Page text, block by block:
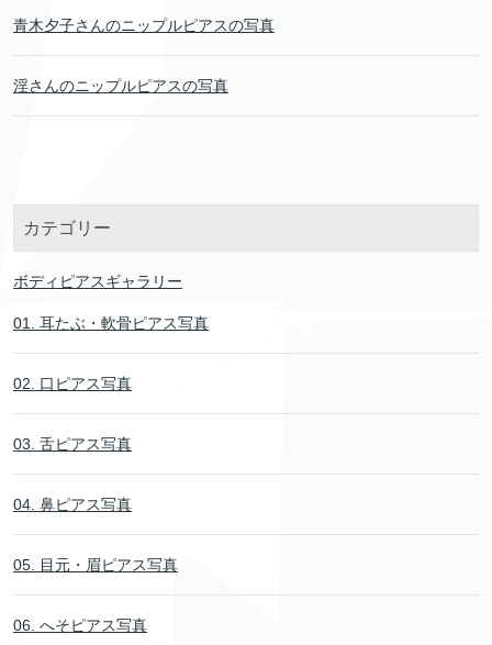
青木夕子さんのニップルピアスの写真
淫さんのニップルピアスの写真
カテゴリー
ボディピアスギャラリー
01. 耳たぶ・軟骨ピアス写真
02. 口ピアス写真
03. 舌ピアス写真
04. 鼻ピアス写真
05. 目元・眉ピアス写真
06. へそピアス写真